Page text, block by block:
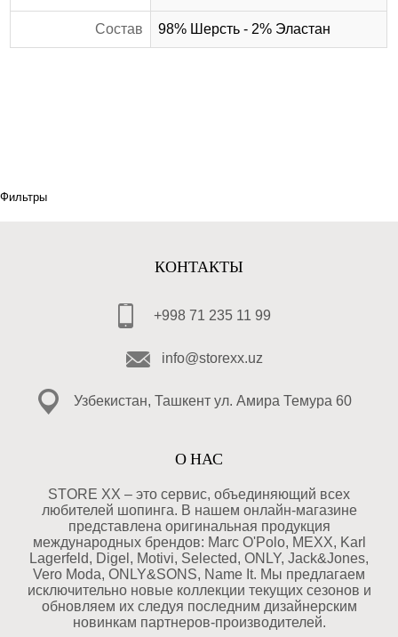
Состав 98% Шерсть - 2% Эластан
Фильтры
КОНТАКТЫ
+998 71 235 11 99
info@storexx.uz
Узбекистан, Ташкент ул. Амира Темура 60
О НАС
STORE XX – это сервис, объединяющий всех
любителей шопинга. В нашем онлайн-магазине
представлена оригинальная продукция
международных брендов: Marc O'Polo, MEXX, Karl
Lagerfeld, Digel, Motivi, Selected, ONLY, Jack&Jones,
Vero Moda, ONLY&SONS, Name It. Мы предлагаем
исключительно новые коллекции текущих сезонов и
обновляем их следуя последним дизайнерским
новинкам партнеров-производителей.